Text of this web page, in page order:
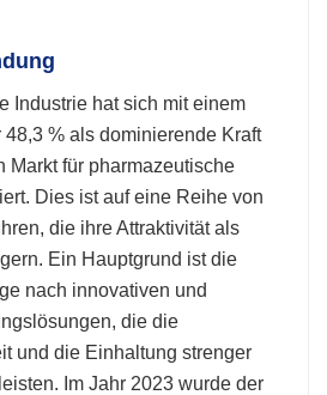
Industrie hat sich mit einem
48,3 % als dominierende Kraft
Markt für pharmazeutische
Dies ist auf eine Reihe von
die ihre Attraktivität als
Ein Hauptgrund ist die
nach innovativen und
die die
und die Einhaltung strenger
Im Jahr 2023 wurde der